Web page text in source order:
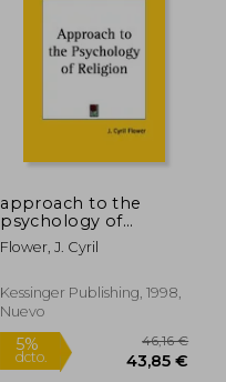
approach to the
psychology of
religion (en Inglés)
Flower, J. Cyril
Kessinger Publishing, 1998,
Nuevo